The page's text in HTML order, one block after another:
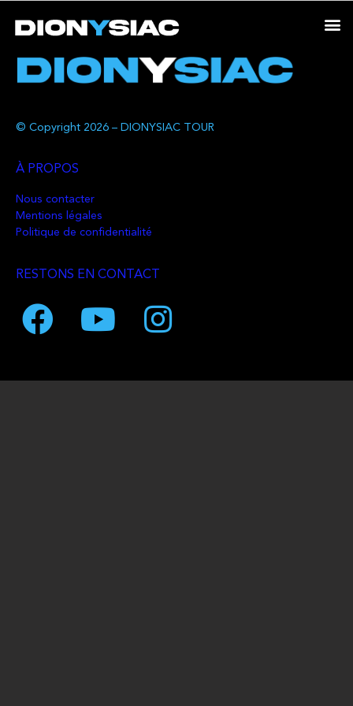
© Copyright 2026 – DIONYSIAC TOUR
À PROPOS
Nous contacter
Mentions légales
Politique de confidentialité
RESTONS EN CONTACT